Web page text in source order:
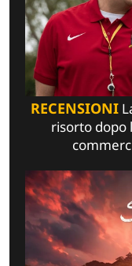
RECENSIONI
risorto dopo